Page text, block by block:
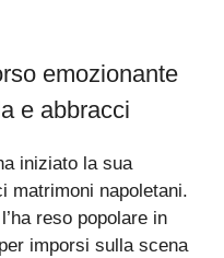
emozionante
e abbracci
iniziato la sua
matrimoni napoletani.
reso popolare in
imporsi sulla scena